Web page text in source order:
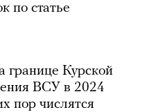
по статье
границе Курской
ВСУ в 2024
пор числятся